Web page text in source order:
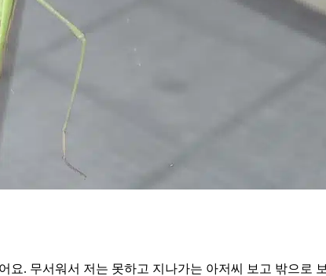
요. 무서워서 저는 못하고 지나가는 아저씨 보고 밖으로